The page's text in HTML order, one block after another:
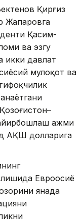
Қирғиз
Жапаровга
Қасим-
ва эзгу
икки давлат
мулоқот ва
ҳажми
АҚШ долларига
Евроосиё
янада